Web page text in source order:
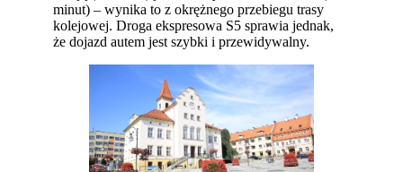
minut) – wynika to z okrężnego przebiegu trasy
kolejowej. Droga ekspresowa S5 sprawia jednak,
że dojazd autem jest szybki i przewidywalny.